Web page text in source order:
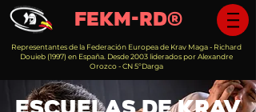
FEKM-RD®️
Representantes de la Federación Europea de Krav Maga - Richard
Douieb (1997) en España. Desde 2003 liderados por Alexandre
Orozco - CN 5ºDarga